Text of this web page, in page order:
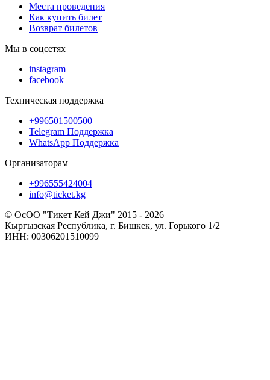
Места проведения
Как купить билет
Возврат билетов
Мы в соцсетях
instagram
facebook
Техническая поддержка
+996501500500
Telegram Поддержка
WhatsApp Поддержка
Организаторам
+996555424004
info@ticket.kg
© ОсОО "Тикет Кей Джи" 2015 - 2026
Кыргызская Республика, г. Бишкек, ул. Горького 1/2
ИНН: 00306201510099